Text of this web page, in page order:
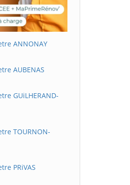
ANNONAY
AUBENAS
GUiLHERAND-
TOURNON-
PRiVAS